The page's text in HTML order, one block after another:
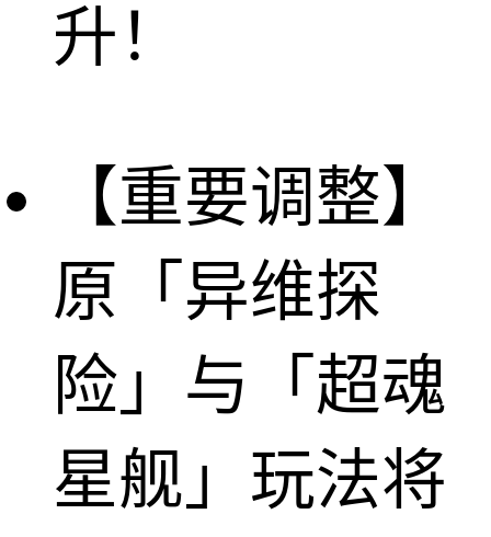
升！
【重要调整】
原「异维探
险」与「超魂
星舰」玩法将